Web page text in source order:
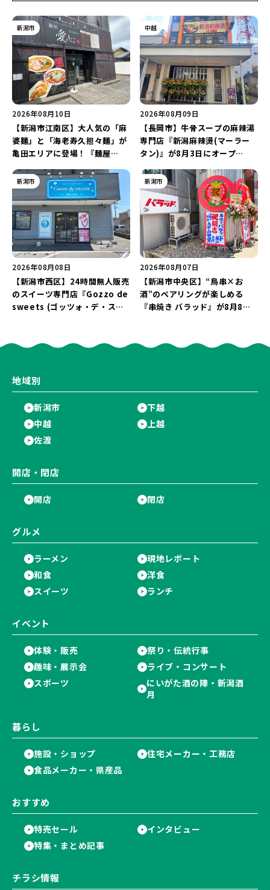
新潟市
2026年08月10日
【新潟市江南区】大人気の「麻
婆麺」と「海老寿久担々麺」が
亀田エリアに登場！『麺屋
プン予定♪
中越
2026年08月09日
【長岡市】牛骨スープの麻辣湯
専門店『新潟麻辣燙(マーラー
タン)』が8月3日にオープ
キャンペーンを実施中♪
新潟市
2026年08月08日
【新潟市西区】24時間無人販売
のスイーツ専門店『Gozzo de
sweets (ゴッツォ・デ・スイ
継続！
新潟市
2026年08月07日
【新潟市中央区】“鳥串×お
酒”のペアリングが楽しめる
『串焼き バラッド』が8月8日
地域別
新潟市
下越
中越
上越
佐渡
開店・閉店
開店 閉店
グルメ
ラーメン
現地レポート
和食
洋食
スイーツ
ランチ
イベント
体験・販売
祭り・伝統行事
趣味・展示会
ライブ・コンサート
スポーツ
にいがた酒の陣・新潟酒
月
暮らし
施設・ショップ
住宅メーカー・工務店
食品メーカー・県産品
おすすめ
特売セール
インタビュー
特集・まとめ記事
チラシ情報